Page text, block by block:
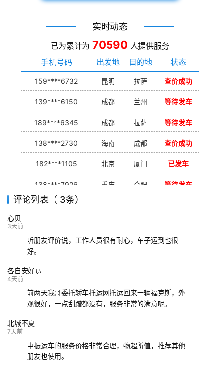
实时动态
已为累计为 70590 人提供服务
手机号码
出发地 目的地 状态
159****6732 昆明 拉萨 查价成功
139****6150 成都 兰州 等待发车
189****6345 成都 拉萨 等待发车
138****2730 海南 成都 查价成功
182****1105 北京 厦门 已发车
138****7926 重庆 合肥 等待发车
139****9233
评论列表（ 3条）
心贝
3天前
听朋友评价说，工作人员很有耐心，车子运到也很
好。
各自安好ぃ
4天前
前两天我哥委托轿车托运网托运回来一辆福克斯，外
观很好，一点刮蹭都没有，服务非常的满意呢。
北城不夏
7天前
中振运车的服务价格非常合理，物超所值，推荐其他
朋友也使用。